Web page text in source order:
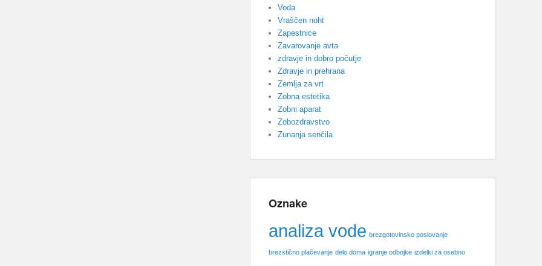
Voda
Vraščen noht
Zapestnice
Zavarovanje avta
zdravje in dobro počutje
Zdravje in prehrana
Zemlja za vrt
Zobna estetika
Zobni aparat
Zobozdravstvo
Zunanja senčila
Oznake
analiza vode brezgotovinsko poslovanje
brezstično plačevanje delo doma igranje odbojke izdelki za osebno